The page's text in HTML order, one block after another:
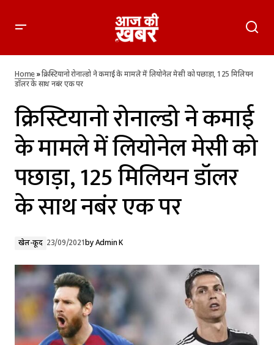
मिलियन डॉलर के साथ नबंर एक पर
Home»क्रिस्टियानो रोनाल्डो ने कमाई के मामले में लियोनेल मेसी को पछाड़ा, 125 मिलियन
डॉलर के साथ नबंर एक पर
क्रिस्टियानो रोनाल्डो ने कमाई
के मामले में लियोनेल मेसी को
पछाड़ा, 125 मिलियन डॉलर
के साथ नबंर एक पर
खेल-कूद 23/09/2021byAdmin K